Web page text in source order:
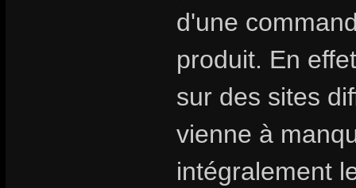
d'une
produit. En
sur des sites
vienne à
intégralement